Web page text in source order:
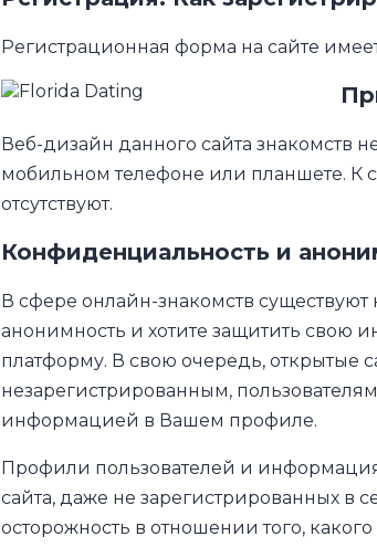
Регистрационная форма на сайте
Веб-дизайн данного сайта знакомств
мобильном телефоне или планшете. К
отсутствуют.
Конфиденциальность и
В сфере онлайн-знакомств
анонимность и хотите защитить свою
платформу. В свою очередь, открытые
незарегистрированным,
информацией в Вашем профиле.
Профили пользователей и
сайта, даже не зарегистрированных в
осторожность в отношении того,